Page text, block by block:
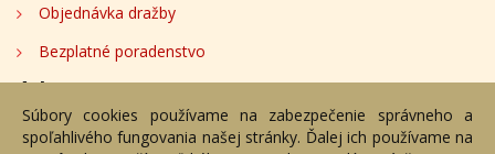
Objednávka dražby
Bezplatné poradenstvo
Adresa
Nižný Hrušov 333, 094 22, Slovenská republika
Súbory cookies používame na zabezpečenie správneho a
spoľahlivého fungovania našej stránky. Ďalej ich používame na